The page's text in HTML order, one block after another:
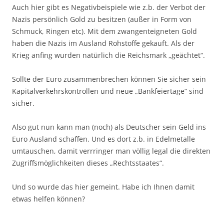
Auch hier gibt es Negativbeispiele wie z.b. der Verbot der
Nazis persönlich Gold zu besitzen (außer in Form von
Schmuck, Ringen etc). Mit dem zwangenteigneten Gold
haben die Nazis im Ausland Rohstoffe gekauft. Als der
Krieg anfing wurden natürlich die Reichsmark „geächtet“.
Sollte der Euro zusammenbrechen können Sie sicher sein
Kapitalverkehrskontrollen und neue „Bankfeiertage“ sind
sicher.
Also gut nun kann man (noch) als Deutscher sein Geld ins
Euro Ausland schaffen. Und es dort z.b. in Edelmetalle
umtauschen, damit verrringer man völlig legal die direkten
Zugriffsmöglichkeiten dieses „Rechtsstaates“.
Und so wurde das hier gemeint. Habe ich Ihnen damit
etwas helfen können?